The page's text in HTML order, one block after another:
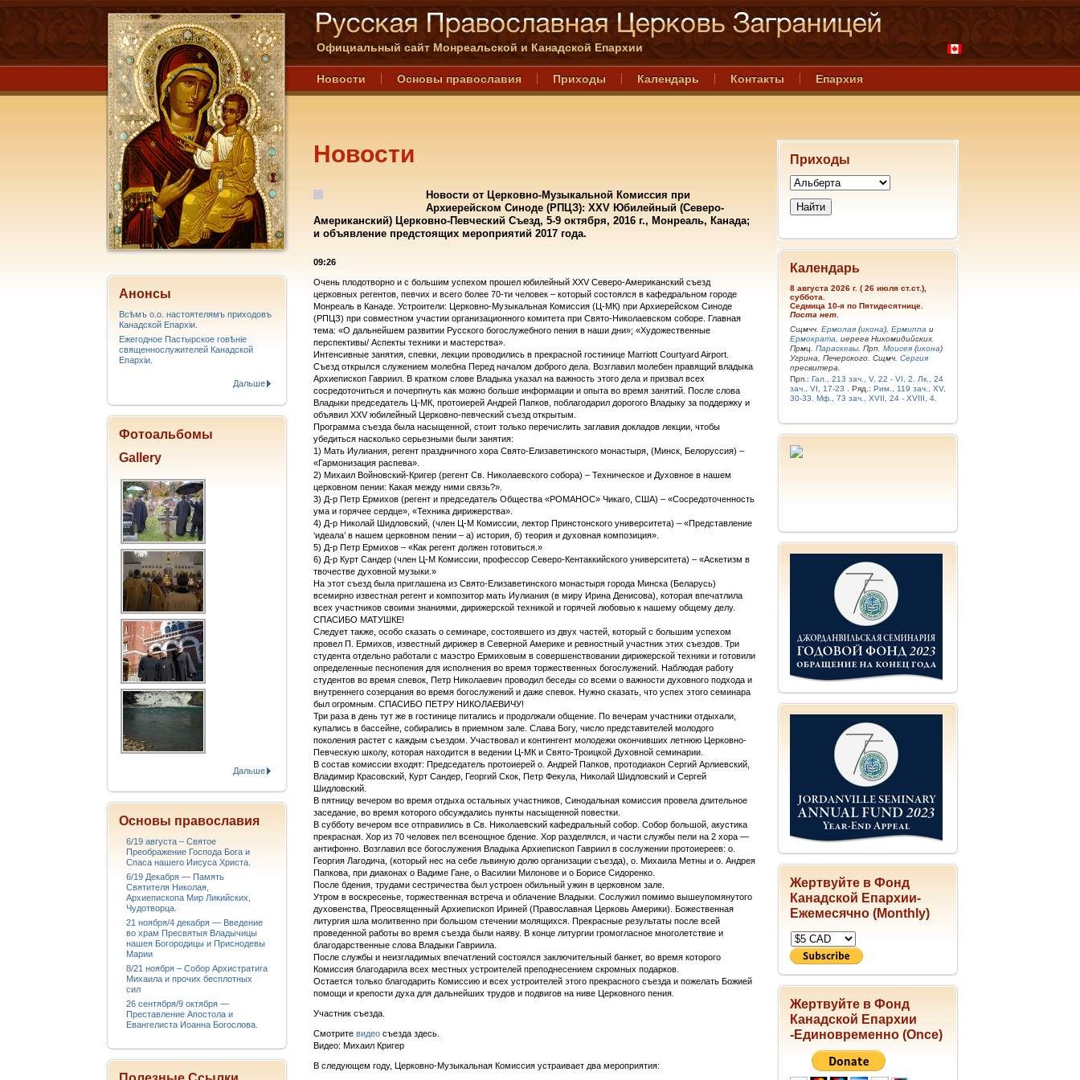
Официальный сайт Монреальской и Канадской Епархии
Новости Основы православия Приходы Календарь Контакты Епархия
Приходы
Календарь
8 августа 2026 г. ( 26 июля ст.ст.),
суббота.
Седмица 10-я по Пятидесятнице.
Поста нет.
Сщмчч. Ермолая (икона), Ермиппа и
Ермократа , иереев Никомидийских.
Прмц. Параскевы . Прп. Моисея (икона)
Угрина, Печерского. Сщмч. Сергия
пресвитера.
Прп.: Гал., 213 зач., V, 22 - VI, 2.
Лк., 24
зач., VI, 17-23
. Ряд.: Рим., 119 зач., XV,
30-33.
Мф., 73 зач., XVII, 24 - XVIII, 4.
Жертвуйте в Фонд
Канадской Епархии-
Ежемесячно (Monthly)
Жертвуйте в Фонд
Канадской Епархии
-Единовременно (Once)
Новости
Новости от Церковно-Музыкальной Комиссия при
Архиерейском Синоде (РПЦЗ): XXV Юбилейный (Северо-
Американский) Церковно-Певческий Cъезд, 5-9 октября, 2016 г., Монреаль, Канада;
и объявление предстоящих мероприятий 2017 года.
09:26
Очень плодотворно и с большим успехом прошел юбилейный ХХV Северо-Американский съезд
церковных регентов, певчих и всего более 70-ти человек – который состоялся в кафедральном городе
Монреаль в Канаде. Устроители: Церковно-Музыкальная Комиссия (Ц-МК) при Архиерейском Синоде
(РПЦЗ) при совместном участии организационного комитета при Свято-Николаевском соборе. Главная
тема: «О дальнейшем развитии Русского богослужебного пения в наши дни»; «Художественные
перспективы/ Аспекты техники и мастерства».
Интенсивные занятия, спевки, лекции проводились в прекрасной гостинице Marriott Courtyard Airport.
Съезд открылся служением молебна Перед началом доброго дела. Возглавил молебен правящий владыка
Архиепископ Гавриил. В кратком слове Владыка указал на важность этого дела и призвал всех
сосредоточиться и почерпнуть как можно больше информации и опыта во время занятий. После слова
Владыки председатель Ц-МК, протоиерей Андрей Папков, поблагодарил дорогого Владыку за поддержку и
объявил ХХV юбилейный Церковно-певческий съезд открытым.
Программа съезда была насыщенной, стоит только перечислить заглавия докладов лекции, чтобы
убедиться насколько серьезными были занятия:
1) Мать Иулиания, регент праздничного хора Свято-Елизаветинского монастыря, (Минск, Белоруссия) –
«Гармонизация распева».
2) Михаил Войновский-Кригер (регент Св. Николаевского собора) – Техническое и Духовное в нашем
церковном пении: Какая между ними связь?».
3) Д-р Петр Ермихов (регент и председатель Общества «РОМАНОС» Чикаго, США) – «Сосредоточенность
ума и горячее сердце», «Техника дирижерства».
4) Д-р Николай Шидловский, (член Ц-М Комиссии, лектор Принстонского университета) – «Представление
‘идеала’ в нашем церковном пении – а) история, б) теория и духовная композиция».
5) Д-р Петр Ермихов – «Как регент должен готовиться.»
6) Д-р Курт Сандер (член Ц-М Комиссии, профессор Северо-Кентаккийского университета) – «Аскетизм в
твочестве духовной музыки.»
На этот съезд была приглашена из Свято-Елизаветинского монастыря города Минска (Беларусь)
всемирно известная регент и композитор мать Иулиания (в миру Ирина Денисова), которая впечатлила
всех участников своими знаниями, дирижерской техникой и горячей любовью к нашему общему делу.
СПАСИБО МАТУШКЕ!
Следует также, особо сказать о семинаре, состоявшего из двух частей, который с большим успехом
провел П. Ермихов, известный дирижер в Северной Америке и ревностный участник этих съездов. Три
студента отдельно работали с маэстро Ермиховым в совершенствовании дирижерской техники и готовили
определенные песнопения для исполнения во время торжественных богослужений. Наблюдая работу
студентов во время спевок, Петр Николаевич проводил беседы со всеми о важности духовного подхода и
внутреннего созерцания во время богослужений и даже спевок. Нужно сказать, что успех этого семинара
был огромным. СПАСИБО ПЕТРУ НИКОЛАЕВИЧУ!
Три раза в день тут же в гостинице питались и продолжали общение. По вечерам участники отдыхали,
купались в бассейне, собирались в приемном зале. Слава Богу, число представителей молодого
поколения растет с каждым съездом. Участвовал и контингент молодежи окончивших летнюю Церковно-
Певческую школу, которая находится в ведении Ц-МК и Свято-Троицкой Духовной семинарии.
В состав комиссии входят: Председатель протоиерей о. Андрей Папков, протодиакон Сергий Арлиевский,
Владимир Красовский, Курт Сандер, Георгий Скок, Петр Фекула, Николай Шидловский и Сергей
Шидловский.
В пятницу вечером во время отдыха остальных участников, Синодальная комиссия провела длительное
заседание, во время которого обсуждались пункты насыщенной повестки.
В субботу вечером все отправились в Св. Николаевский кафедральный собор. Собор большой, акустика
прекрасная. Хор из 70 человек пел всенощное бдение. Хор разделялся, и части службы пели на 2 хора —
антифонно. Возглавил все богослужения Владыка Архиепископ Гавриил в сослужении протоиереев: о.
Георгия Лагодича, (который нес на себе львиную долю организации съезда), о. Михаила Метны и о. Андрея
Папкова, при диаконах о Вадиме Гане, о Василии Милонове и о Борисе Сидоренко.
После бдения, трудами сестричества был устроен обильный ужин в церковном зале.
Утром в воскресенье, торжественная встреча и облачение Владыки. Сослужил помимо вышеупомянутого
духовенства, Преосвященный Архиепископ Ириней (Православная Церковь Америки). Божественная
литургия шла молитвенно при большом стечении молящихся. Прекрасные результаты после всей
проведенной работы во время съезда были наяву. В конце литургии громогласное многолетствие и
благодарственные слова Владыки Гавриила.
После службы и неизгладимых впечатлений состоялся заключительный банкет, во время которого
Комиссия благодарила всех местных устроителей преподнесением скромных подарков.
Остается только благодарить Комиссию и всех устроителей этого прекрасного съезда и пожелать Божией
помощи и крепости духа для дальнейших трудов и подвигов на ниве Церковного пения.
Участник съезда.
Смотрите видео съезда здесь.
Видео: Михаил Кригер
В следующем году, Церковно-Музыкальная Комиссия устраивает два мероприятия:
Анонсы
Всѣмъ о.о. настоятелямъ приходовъ
Канадской Епархiи.
Ежегодное Пастырское говѣніе
священнослужителей Канадской
Епархіи.
Дальше
Фотоальбомы
Gallery
Дальше
Основы православия
6/19 августа – Святое
Преображение Господа Бога и
Спаса нашего Иисуса Христа.
6/19 Декабря — Память
Святителя Николая,
Архиепископа Мир Ликийских,
Чудотворца.
21 ноября/4 декабря — Введение
во храм Пресвятыя Владычицы
нашея Богородицы и Приснодевы
Марии
8/21 ноября – Собор Архистратига
Михаила и прочих бесплотных
сил
26 сентября/9 октября —
Преставление Апостола и
Евангелиста Иоанна Богослова.